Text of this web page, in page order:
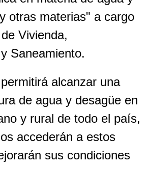
otras materias" a cargo
Vivienda,
Saneamiento.
alcanzar una
de agua y desagüe en
y rural de todo el país,
accederán a estos
sus condiciones